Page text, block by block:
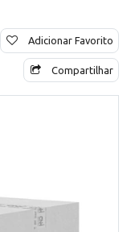
Adicionar Favorito
Compartilhar